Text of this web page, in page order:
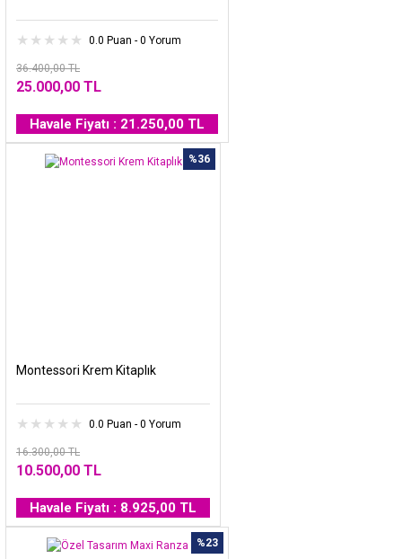
0.0 Puan - 0 Yorum
36.400,00 TL
25.000,00 TL
Havale Fiyatı : 21.250,00 TL
%36
Montessori Krem Kitaplık
0.0 Puan - 0 Yorum
16.300,00 TL
10.500,00 TL
Havale Fiyatı : 8.925,00 TL
%23